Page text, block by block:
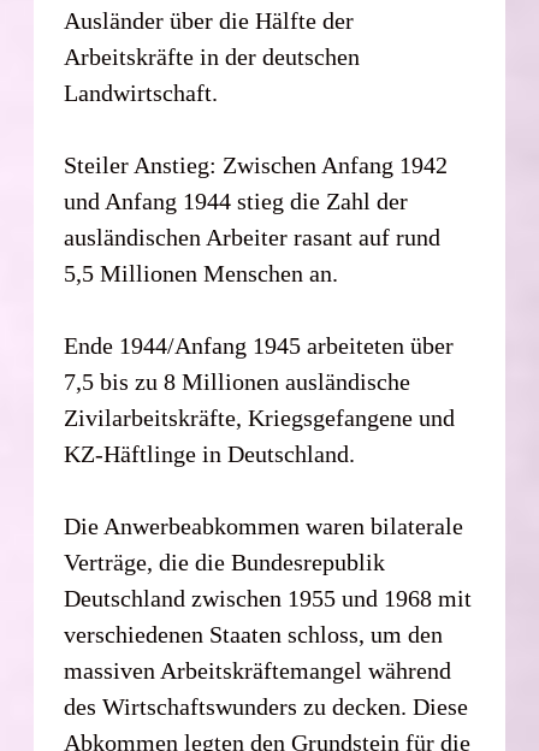
Ausländer über die Hälfte der
Arbeitskräfte in der deutschen
Landwirtschaft.
Steiler Anstieg: Zwischen Anfang 1942
und Anfang 1944 stieg die Zahl der
ausländischen Arbeiter rasant auf rund
5,5 Millionen Menschen an.
Ende 1944/Anfang 1945 arbeiteten über
7,5 bis zu 8 Millionen ausländische
Zivilarbeitskräfte, Kriegsgefangene und
KZ-Häftlinge in Deutschland.
Die Anwerbeabkommen waren bilaterale
Verträge, die die Bundesrepublik
Deutschland zwischen 1955 und 1968 mit
verschiedenen Staaten schloss, um den
massiven Arbeitskräftemangel während
des Wirtschaftswunders zu decken. Diese
Abkommen legten den Grundstein für die